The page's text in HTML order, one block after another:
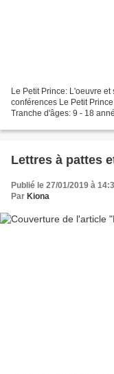
Le Petit Prince: L'oeuvre
conférences Le Petit
Tranche d'âges: 9 - 18
Lettres à pattes
Publié le 27/01/2019 à
Par Kiona